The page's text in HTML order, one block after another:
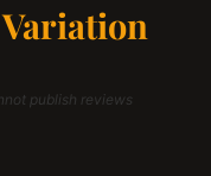
publish reviews